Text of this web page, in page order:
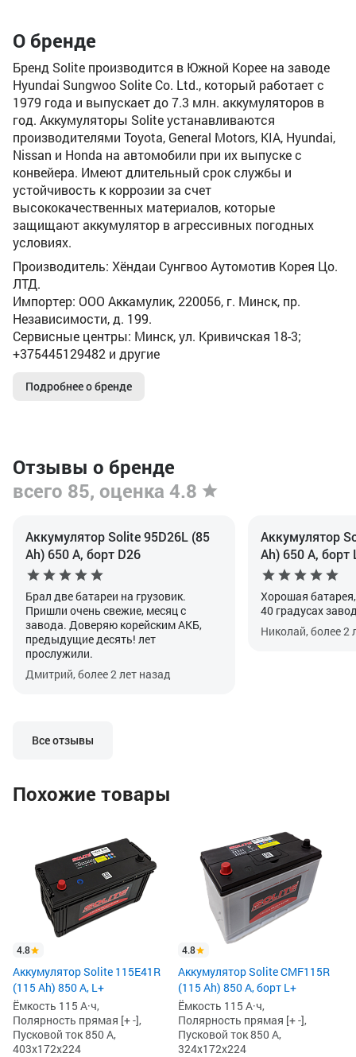
О бренде
Бренд Solite производится в Южной Корее на заводе
Hyundai Sungwoo Solite Co. Ltd., который работает с
1979 года и выпускает до 7.3 млн. аккумуляторов в
год. Аккумуляторы Solite устанавливаются
производителями Toyota, General Motors, KIA, Hyundai,
Nissan и Honda на автомобили при их выпуске с
конвейера. Имеют длительный срок службы и
устойчивость к коррозии за счет
высококачественных материалов, которые
защищают аккумулятор в агрессивных погодных
условиях.
Производитель: Хёндаи Сунгвоо Аутомотив Корея Цо.
ЛТД.
Импортер: ООО Аккамулик, 220056, г. Минск, пр.
Независимости, д. 199.
Сервисные центры: Минск, ул. Кривичская 18-3;
+375445129482 и другие
Подробнее о бренде
Отзывы о бренде
всего 85, оценка 4.8
Аккумулятор Solite 95D26L (85
Ah) 650 А, борт D26
Брал две батареи на грузовик.
Пришли очень свежие, месяц с
завода. Доверяю корейским АКБ,
предыдущие десять! лет
прослужили.
Дмитрий, более 2 лет назад
Аккумулятор
Ah) 650 А, борт
Хорошая
40 градусах
Николай, более 2
Все отзывы
Похожие товары
4.8
Аккумулятор Solite 115E41R
(115 Ah) 850 А, L+
Ёмкость 115 А·ч,
Полярность прямая [+ -],
Пусковой ток 850 А,
403x172x224
4.8
Аккумулятор Solite CMF115R
(115 Ah) 850 А, борт L+
Ёмкость 115 А·ч,
Полярность прямая [+ -],
Пусковой ток 850 А,
324x172x224